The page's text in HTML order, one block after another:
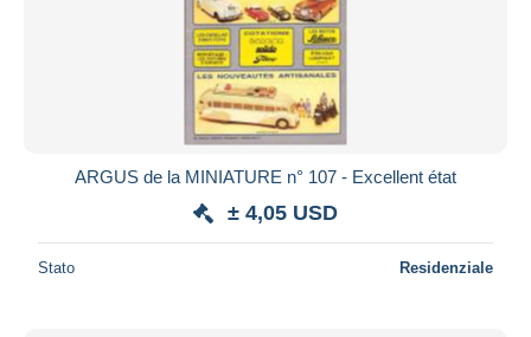
ARGUS de la MINIATURE n° 107 - Excellent état
± 4,05 USD
Stato Residenziale